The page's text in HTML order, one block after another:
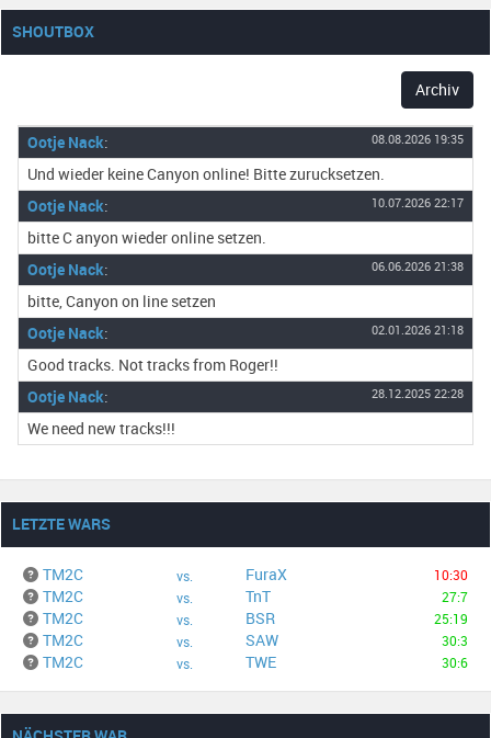
SHOUTBOX
Archiv
Ootje Nack: 08.08.2026 19:35
Und wieder keine Canyon online! Bitte zurucksetzen.
Ootje Nack: 10.07.2026 22:17
bitte C anyon wieder online setzen.
Ootje Nack: 06.06.2026 21:38
bitte, Canyon on line setzen
Ootje Nack: 02.01.2026 21:18
Good tracks. Not tracks from Roger!!
Ootje Nack: 28.12.2025 22:28
We need new tracks!!!
LETZTE WARS
TM2C vs. FuraX 10:30
TM2C vs. TnT 27:7
TM2C vs. BSR 25:19
TM2C vs. SAW 30:3
TM2C vs. TWE 30:6